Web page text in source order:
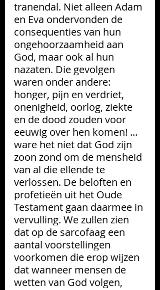
tranendal. Niet alleen Adam
en Eva ondervonden de
consequenties van hun
ongehoorzaamheid aan
God, maar ook al hun
nazaten. Die gevolgen
waren onder andere:
honger, pijn en verdriet,
onenigheid, oorlog, ziekte
en de dood zouden voor
eeuwig over hen komen! ...
ware het niet dat God zijn
zoon zond om de mensheid
van al die ellende te
verlossen. De beloften en
profetieën uit het Oude
Testament gaan daarmee in
vervulling. We zullen zien
dat op de sarcofaag een
aantal voorstellingen
voorkomen die erop wijzen
dat wanneer mensen de
wetten van God volgen,